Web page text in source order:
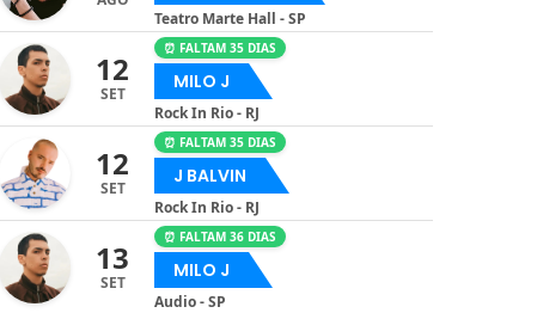
Teatro Marte Hall - SP
12
SET
⏰ FALTAM 35 DIAS
MILO J
Rock In Rio - RJ
12
SET
⏰ FALTAM 35 DIAS
J BALVIN
Rock In Rio - RJ
13
SET
⏰ FALTAM 36 DIAS
MILO J
Audio - SP